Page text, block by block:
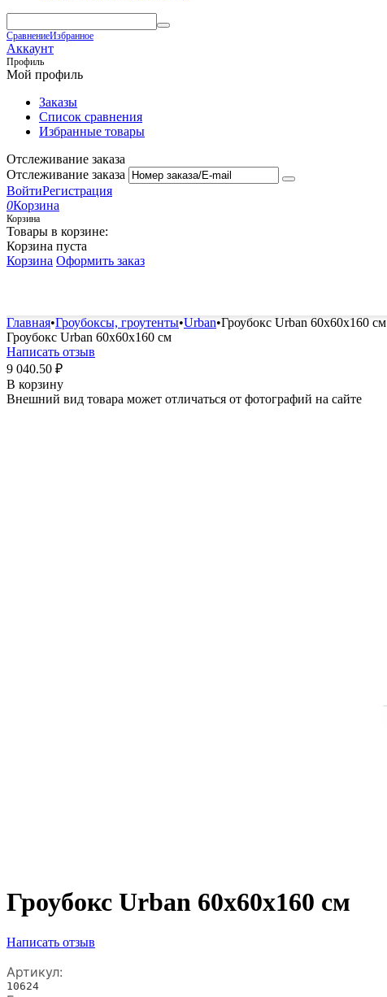
СравнениеИзбранное
Профиль
Аккаунт
Мой профиль
Заказы
Список сравнения
Избранные товары
Отслеживание заказа
Отслеживание заказа
ВойтиРегистрация
Корзина
0Корзина
Товары в корзине:
Корзина пуста
Корзина Оформить заказ
Главная•Гроубоксы, гроутенты•Urban•Гроубокс Urban 60х60х160 см
Гроубокс Urban 60х60х160 см
Написать отзыв
9 040.50 ₽
В корзину
Внешний вид товара может отличаться от фотографий на сайте
Гроубокс Urban 60х60х160 см
Написать отзыв
Артикул:
10624